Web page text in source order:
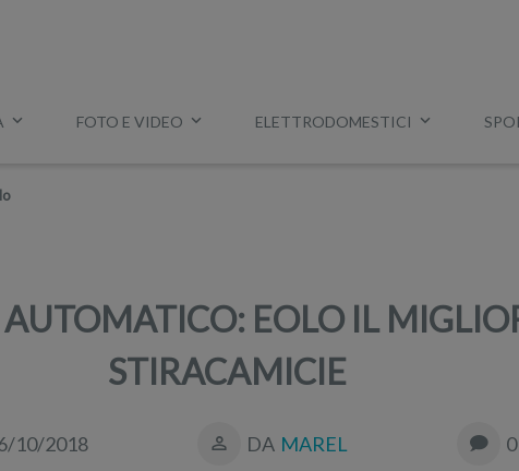
FOTO E VIDEO ELETTRODOMESTICI
EOLO IL
STIRACAMICIE
10/2018 DA MAREL 0